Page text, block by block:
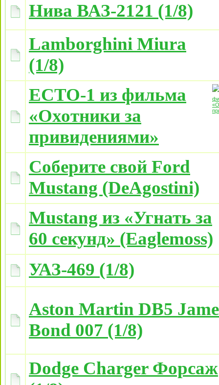
Нива ВАЗ-2121 (1/8)
Lamborghini Miura
(1/8)
ECTO-1 из фильма
«Охотники за
привидениями»
Соберите свой Ford
Mustang (DeAgostini)
Mustang из «Угнать за
60 секунд» (Eaglemoss)
УАЗ-469 (1/8)
Aston Martin DB5
Bond 007 (1/8)
Dodge Charger Форсаж